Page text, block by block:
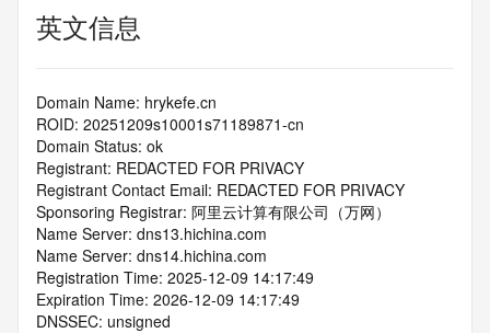
英文信息
Domain Name: hrykefe.cn
ROID: 20251209s10001s71189871-cn
Domain Status: ok
Registrant: REDACTED FOR PRIVACY
Registrant Contact Email: REDACTED FOR PRIVACY
Sponsoring Registrar: 阿里云计算有限公司（万网）
Name Server: dns13.hichina.com
Name Server: dns14.hichina.com
Registration Time: 2025-12-09 14:17:49
Expiration Time: 2026-12-09 14:17:49
DNSSEC: unsigned